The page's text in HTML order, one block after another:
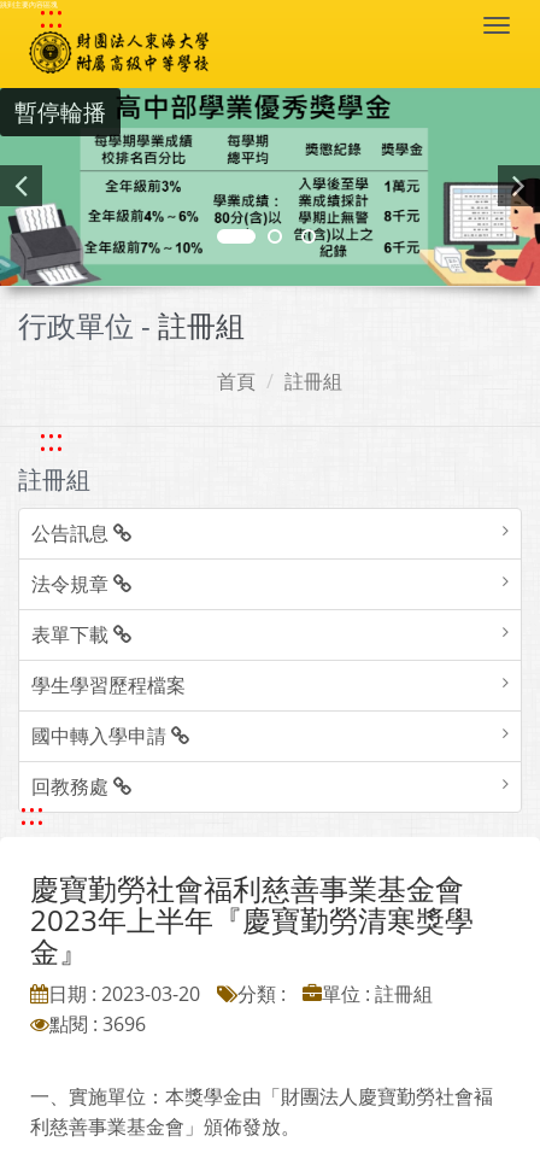
跳到主要內容區塊
:::
暫停輪播
行政單位 - 註冊組
首頁 註冊組
:::
註冊組
公告訊息
法令規章
表單下載
學生學習歷程檔案
國中轉入學申請
回教務處
:::
慶寶勤勞社會福利慈善事業基金會
2023年上半年『慶寶勤勞清寒獎學
金』
日期 : 2023-03-20 分類 :
單位 : 註冊組
點閱 : 3696
一、實施單位：本獎學金由「財團法人慶寶勤勞社會褔
利慈善事業基金會」頒佈發放。